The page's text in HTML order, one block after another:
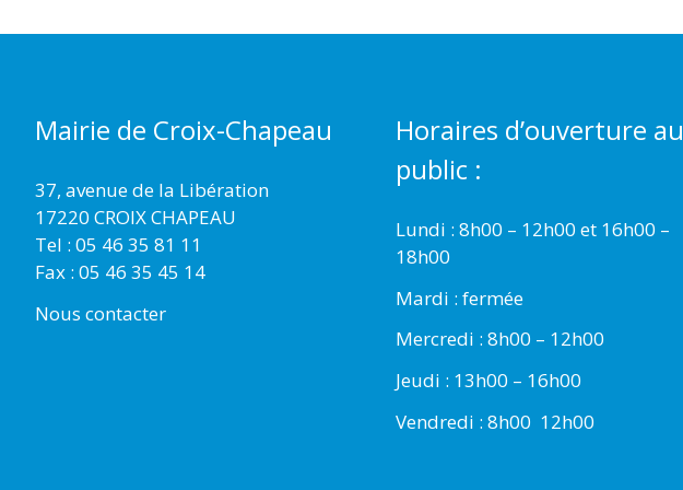
Mairie de Croix-Chapeau
37, avenue de la Libération
17220 CROIX CHAPEAU
Tel : 05 46 35 81 11
Fax : 05 46 35 45 14
Nous contacter
Horaires d’ouverture au
public :
Lundi : 8h00 – 12h00 et 16h00 –
18h00
Mardi : fermée
Mercredi : 8h00 – 12h00
Jeudi : 13h00 – 16h00
Vendredi : 8h00  12h00